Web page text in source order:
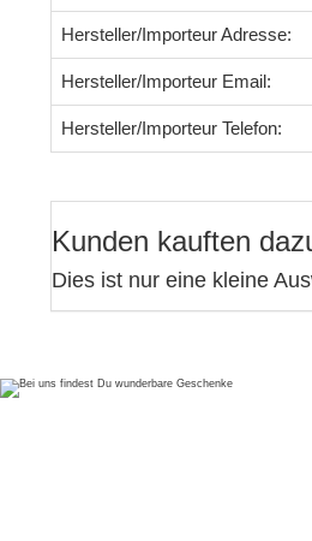
Hersteller/Importeur Adresse:
Hersteller/Importeur Email:
Hersteller/Importeur Telefon:
Kunden kauften
Dies ist nur eine kleine